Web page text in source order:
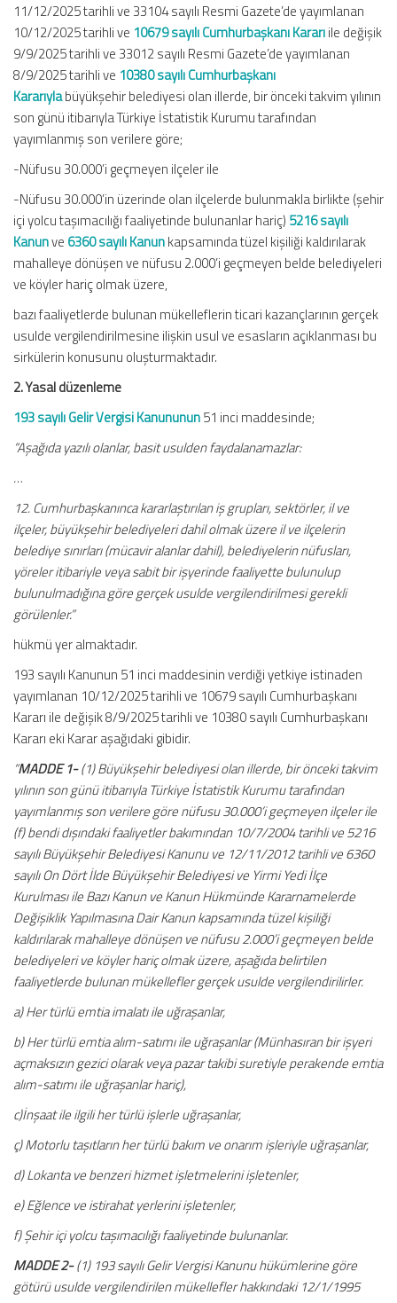
11/12/2025 tarihli ve 33104 sayılı Resmi Gazete’de yayımlanan
10/12/2025 tarihli ve 10679 sayılı Cumhurbaşkanı Kararıile değişik
9/9/2025 tarihli ve 33012 sayılı Resmi Gazete’de yayımlanan
8/9/2025 tarihli ve 10380 sayılı Cumhurbaşkanı
Kararıylabüyükşehir belediyesi olan illerde, bir önceki takvim yılının
son günü itibarıyla Türkiye İstatistik Kurumu tarafından
yayımlanmış son verilere göre;
-Nüfusu 30.000’i geçmeyen ilçeler ile
-Nüfusu 30.000’in üzerinde olan ilçelerde bulunmakla birlikte (şehir
içi yolcu taşımacılığı faaliyetinde bulunanlar hariç) 5216 sayılı
Kanunve 6360 sayılı Kanunkapsamında tüzel kişiliği kaldırılarak
mahalleye dönüşen ve nüfusu 2.000’i geçmeyen belde belediyeleri
ve köyler hariç olmak üzere,
bazı faaliyetlerde bulunan mükelleflerin ticari kazançlarının gerçek
usulde vergilendirilmesine ilişkin usul ve esasların açıklanması bu
sirkülerin konusunu oluşturmaktadır.
2. Yasal düzenleme
193 sayılı Gelir Vergisi Kanununun51 inci maddesinde;
“Aşağıda yazılı olanlar, basit usulden faydalanamazlar:
…
12. Cumhurbaşkanınca kararlaştırılan iş grupları, sektörler, il ve
ilçeler, büyükşehir belediyeleri dahil olmak üzere il ve ilçelerin
belediye sınırları (mücavir alanlar dahil), belediyelerin nüfusları,
yöreler itibariyle veya sabit bir işyerinde faaliyette bulunulup
bulunulmadığına göre gerçek usulde vergilendirilmesi gerekli
görülenler.”
hükmü yer almaktadır.
193 sayılı Kanunun 51 inci maddesinin verdiği yetkiye istinaden
yayımlanan 10/12/2025 tarihli ve 10679 sayılı Cumhurbaşkanı
Kararı ile değişik 8/9/2025 tarihli ve 10380 sayılı Cumhurbaşkanı
Kararı eki Karar aşağıdaki gibidir.
“MADDE 1-(1) Büyükşehir belediyesi olan illerde, bir önceki takvim
yılının son günü itibarıyla Türkiye İstatistik Kurumu tarafından
yayımlanmış son verilere göre nüfusu 30.000’i geçmeyen ilçeler ile
(f) bendi dışındaki faaliyetler bakımından 10/7/2004 tarihli ve 5216
sayılı Büyükşehir Belediyesi Kanunu ve 12/11/2012 tarihli ve 6360
sayılı On Dört İlde Büyükşehir Belediyesi ve Yirmi Yedi İlçe
Kurulması ile Bazı Kanun ve Kanun Hükmünde Kararnamelerde
Değişiklik Yapılmasına Dair Kanun kapsamında tüzel kişiliği
kaldırılarak mahalleye dönüşen ve nüfusu 2.000’i geçmeyen belde
belediyeleri ve köyler hariç olmak üzere, aşağıda belirtilen
faaliyetlerde bulunan mükellefler gerçek usulde vergilendirilirler.
a) Her türlü emtia imalatı ile uğraşanlar,
b) Her türlü emtia alım-satımı ile uğraşanlar (Münhasıran bir işyeri
açmaksızın gezici olarak veya pazar takibi suretiyle perakende emtia
alım-satımı ile uğraşanlar hariç),
c)İnşaat ile ilgili her türlü işlerle uğraşanlar,
ç) Motorlu taşıtların her türlü bakım ve onarım işleriyle uğraşanlar,
d) Lokanta ve benzeri hizmet işletmelerini işletenler,
e) Eğlence ve istirahat yerlerini işletenler,
f) Şehir içi yolcu taşımacılığı faaliyetinde bulunanlar.
MADDE 2-(1) 193 sayılı Gelir Vergisi Kanunu hükümlerine göre
götürü usulde vergilendirilen mükellefler hakkındaki 12/1/1995